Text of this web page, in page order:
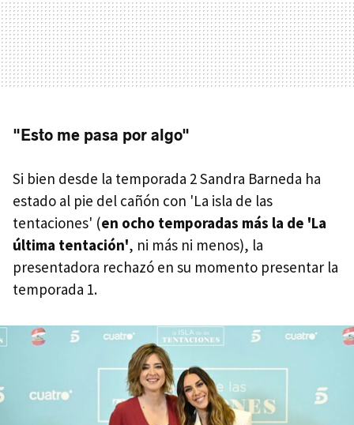
"Esto me pasa por algo"
Si bien desde la temporada 2 Sandra Barneda ha
estado al pie del cañón con 'La isla de las
tentaciones' (en ocho temporadas más la de 'La
última tentación', ni más ni menos), la
presentadora rechazó en su momento presentar la
temporada 1.